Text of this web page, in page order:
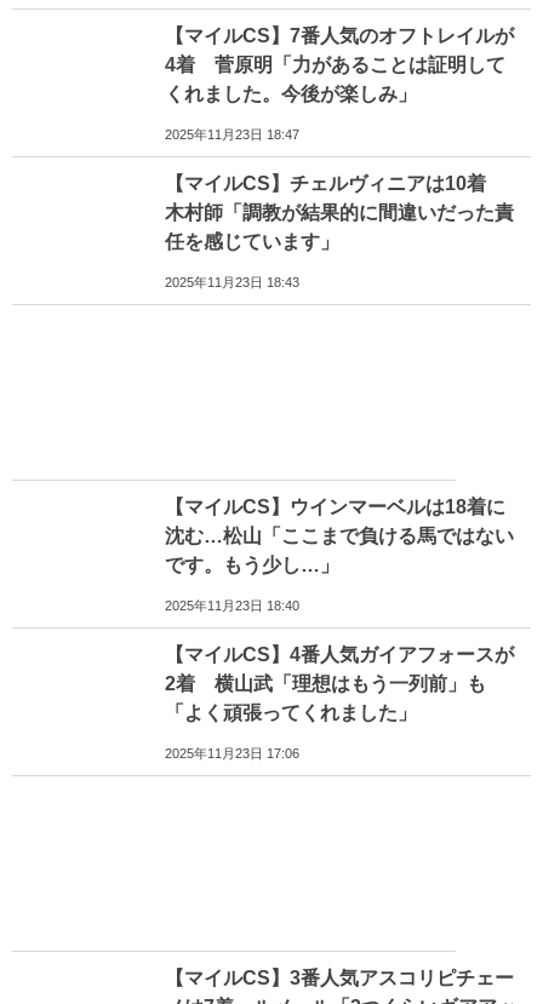
【マイルCS】7番人気のオフトレイルが
4着 菅原明「力があることは証明して
くれました。今後が楽しみ」
2025年11月23日 18:47
【マイルCS】チェルヴィニアは10着
木村師「調教が結果的に間違いだった責
任を感じています」
2025年11月23日 18:43
【マイルCS】ウインマーベルは18着に
沈む…松山「ここまで負ける馬ではない
です。もう少し…」
2025年11月23日 18:40
【マイルCS】4番人気ガイアフォースが
2着 横山武「理想はもう一列前」も
「よく頑張ってくれました」
2025年11月23日 17:06
【マイルCS】3番人気アスコリピチェー